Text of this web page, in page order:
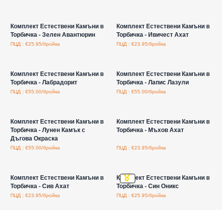
Комплект Естествени Камъни в
Торбичка - Зелен Авантюрин
ПЦД : €25.95/бройка
Комплект Естествени Камъни в
Торбичка - Ивичест Ахат
ПЦД : €23.95/бройка
Комплект Естествени Камъни в
Торбичка - Лабрадорит
ПЦД : €55.00/бройка
Комплект Естествени Камъни в
Торбичка - Лапис Лазули
ПЦД : €55.00/бройка
Комплект Естествени Камъни в
Торбичка - Лунен Камък с
Дъгова Окраска
ПЦД : €55.00/бройка
Комплект Естествени Камъни в
Торбичка - Мъхов Ахат
ПЦД : €23.95/бройка
Комплект Естествени Камъни в
Торбичка - Сив Ахат
ПЦД : €23.95/бройка
Комплект Естествени Камъни в
Торбичка - Син Оникс
ПЦД : €25.95/бройка